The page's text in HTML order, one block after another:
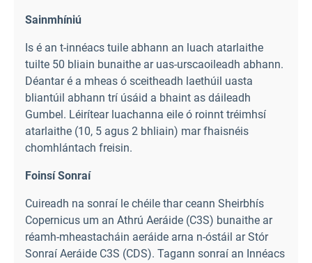
Sainmhíniú
Is é an t-innéacs tuile abhann an luach atarlaithe
tuilte 50 bliain bunaithe ar uas-urscaoileadh abhann.
Déantar é a mheas ó sceitheadh laethúil uasta
bliantúil abhann trí úsáid a bhaint as dáileadh
Gumbel. Léirítear luachanna eile ó roinnt tréimhsí
atarlaithe (10, 5 agus 2 bhliain) mar fhaisnéis
chomhlántach freisin.
Foinsí Sonraí
Cuireadh na sonraí le chéile thar ceann Sheirbhís
Copernicus um an Athrú Aeráide (C3S) bunaithe ar
réamh-mheastacháin aeráide arna n-óstáil ar Stór
Sonraí Aeráide C3S (CDS). Tagann sonraí an Innéacs